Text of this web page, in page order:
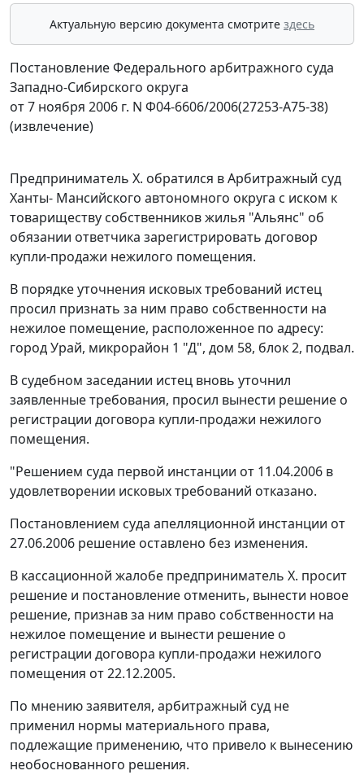
Актуальную версию документа смотрите здесь
Постановление Федерального арбитражного суда
Западно-Сибирского округа
от 7 ноября 2006 г. N Ф04-6606/2006(27253-А75-38)
(извлечение)
Предприниматель Х. обратился в Арбитражный суд
Ханты- Мансийского автономного округа с иском к
товариществу собственников жилья "Альянс" об
обязании ответчика зарегистрировать договор
купли-продажи нежилого помещения.
В порядке уточнения исковых требований истец
просил признать за ним право собственности на
нежилое помещение, расположенное по адресу:
город Урай, микрорайон 1 "Д", дом 58, блок 2, подвал.
В судебном заседании истец вновь уточнил
заявленные требования, просил вынести решение о
регистрации договора купли-продажи нежилого
помещения.
"Решением суда первой инстанции от 11.04.2006 в
удовлетворении исковых требований отказано.
Постановлением суда апелляционной инстанции от
27.06.2006 решение оставлено без изменения.
В кассационной жалобе предприниматель Х. просит
решение и постановление отменить, вынести новое
решение, признав за ним право собственности на
нежилое помещение и вынести решение о
регистрации договора купли-продажи нежилого
помещения от 22.12.2005.
По мнению заявителя, арбитражный суд не
применил нормы материального права,
подлежащие применению, что привело к вынесению
необоснованного решения.